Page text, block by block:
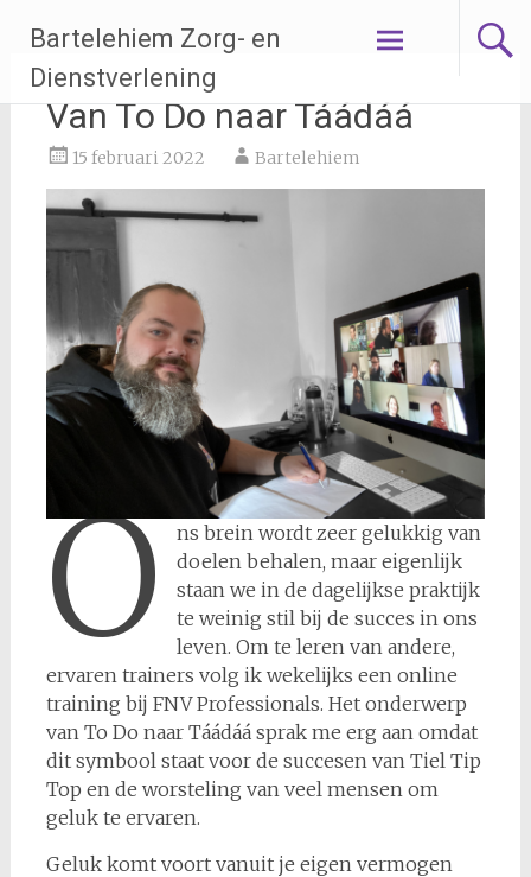
naar
inhoud
Bartelehiem Zorg- en
Dienstverlening
Van To Do naar Táádáá
15 februari 2022 Bartelehiem
O
ns brein wordt zeer gelukkig van
doelen behalen, maar eigenlijk
staan we in de dagelijkse praktijk
te weinig stil bij de succes in ons
leven. Om te leren van andere,
ervaren trainers volg ik wekelijks een online
training bij FNV Professionals. Het onderwerp
van To Do naar Táádáá sprak me erg aan omdat
dit symbool staat voor de succesen van Tiel Tip
Top en de worsteling van veel mensen om
geluk te ervaren.
Geluk komt voort vanuit je eigen vermogen